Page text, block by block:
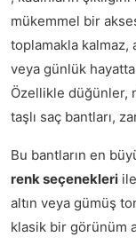
mükemmel bir
toplamakla kalmaz,
veya günlük
Özellikle düğünler,
taşlı saç bantları,
Bu bantların en
renk seçenekleri
altın veya gümüş
klasik bir görünüm